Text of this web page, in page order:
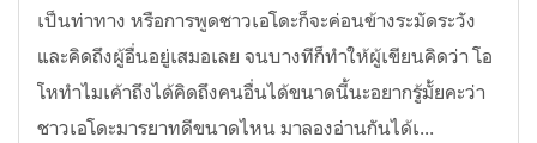
เป็นท่าทาง หรือการพูดชาวเอโดะก็จะค่อนข้างระมัดระวัง
และคิดถึงผู้อื่นอยู่เสมอเลย จนบางทีก็ทำให้ผู้เขียนคิดว่า โอ
โหทำไมเค้าถึงได้คิดถึงคนอื่นได้ขนาดนี้นะอยากรู้มั้ยคะว่า
ชาวเอโดะมารยาทดีขนาดไหน มาลองอ่านกันได้เ...